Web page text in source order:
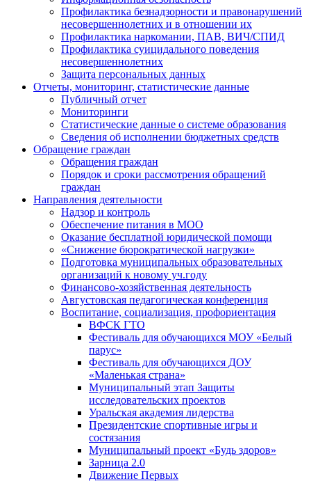
Профилактика безнадзорности и правонарушений
несовершеннолетних и в отношении их
Профилактика наркомании, ПАВ, ВИЧ/СПИД
Профилактика суицидального поведения
несовершеннолетних
Защита персональных данных
Отчеты, мониторинг, статистические данные
Публичный отчет
Мониторинги
Статистические данные о системе образования
Сведения об исполнении бюджетных средств
Обращение граждан
Обращения граждан
Порядок и сроки рассмотрения обращений
граждан
Направления деятельности
Надзор и контроль
Обеспечение питания в МОО
Оказание бесплатной юридической помощи
«Снижение бюрократической нагрузки»
Подготовка муниципальных образовательных
организаций к новому уч.году
Финансово-хозяйственная деятельность
Августовская педагогическая конференция
Воспитание, социализация, профориентация
ВФСК ГТО
Фестиваль для обучающихся МОУ «Белый
парус»
Фестиваль для обучающихся ДОУ
«Маленькая страна»
Муниципальный этап Защиты
исследовательских проектов
Уральская академия лидерства
Президентские спортивные игры и
состязания
Муниципальный проект «Будь здоров»
Зарница 2.0
Движение Первых